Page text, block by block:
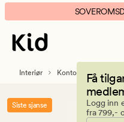
Pink
bows
notatblokk
rosa
banner.
Klikk
ESCAPE
pause.
Få
Logg inn
fra 799,-
Interiør Kontorrekvisita
Siste sjanse